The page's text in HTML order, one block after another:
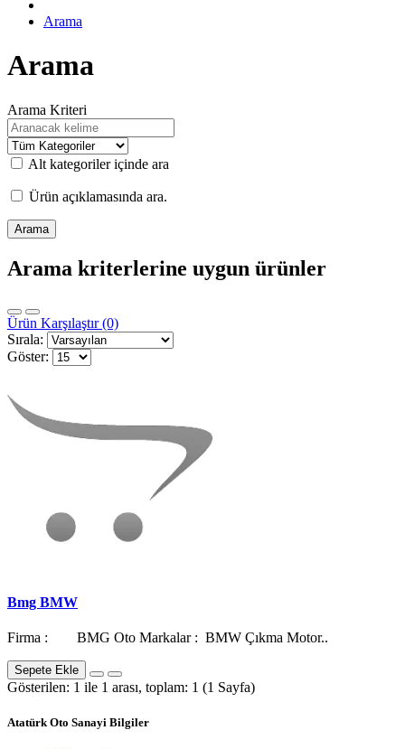
Arama
Arama
Arama Kriteri
Alt kategoriler içinde ara
Ürün açıklamasında ara.
Arama kriterlerine uygun ürünler
Ürün Karşılaştır (0)
Sırala:
Göster:
Bmg BMW
Firma : BMG Oto Markalar : BMW Çıkma Motor..
Sepete Ekle
Gösterilen: 1 ile 1 arası, toplam: 1 (1 Sayfa)
Atatürk Oto Sanayi Bilgiler